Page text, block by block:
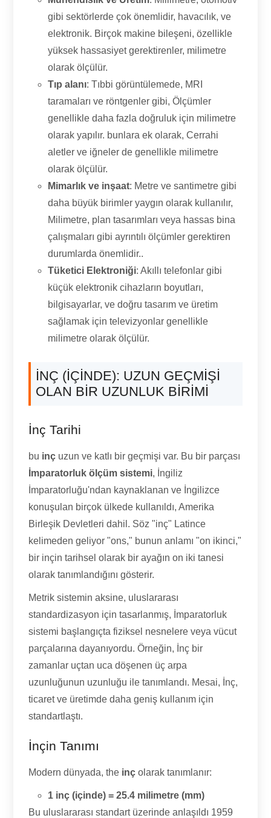
gibi sektörlerde çok önemlidir, havacılık, ve
elektronik. Birçok makine bileşeni, özellikle
yüksek hassasiyet gerektirenler, milimetre
olarak ölçülür.
Tıp alanı: Tıbbi görüntülemede, MRI
taramaları ve röntgenler gibi, Ölçümler
genellikle daha fazla doğruluk için milimetre
olarak yapılır. bunlara ek olarak, Cerrahi
aletler ve iğneler de genellikle milimetre
olarak ölçülür.
Mimarlık ve inşaat: Metre ve santimetre gibi
daha büyük birimler yaygın olarak kullanılır,
Milimetre, plan tasarımları veya hassas bina
çalışmaları gibi ayrıntılı ölçümler gerektiren
durumlarda önemlidir..
Tüketici Elektroniği: Akıllı telefonlar gibi
küçük elektronik cihazların boyutları,
bilgisayarlar, ve doğru tasarım ve üretim
sağlamak için televizyonlar genellikle
milimetre olarak ölçülür.
İNÇ (IÇINDE): UZUN GEÇMIŞI
OLAN BIR UZUNLUK BIRIMI
İnç Tarihi
bu inç uzun ve katlı bir geçmişi var. Bu bir parçası
İmparatorluk ölçüm sistemi, İngiliz
İmparatorluğu'ndan kaynaklanan ve İngilizce
konuşulan birçok ülkede kullanıldı, Amerika
Birleşik Devletleri dahil. Söz "inç" Latince
kelimeden geliyor "ons," bunun anlamı "on ikinci,"
bir inçin tarihsel olarak bir ayağın on iki tanesi
olarak tanımlandığını gösterir.
Metrik sistemin aksine, uluslararası
standardizasyon için tasarlanmış, İmparatorluk
sistemi başlangıçta fiziksel nesnelere veya vücut
parçalarına dayanıyordu. Örneğin, İnç bir
zamanlar uçtan uca döşenen üç arpa
uzunluğunun uzunluğu ile tanımlandı. Mesai, İnç,
ticaret ve üretimde daha geniş kullanım için
standartlaştı.
İnçin Tanımı
Modern dünyada, the inç olarak tanımlanır:
1 inç (içinde) = 25.4 milimetre (mm)
Bu uluslararası standart üzerinde anlaşıldı 1959